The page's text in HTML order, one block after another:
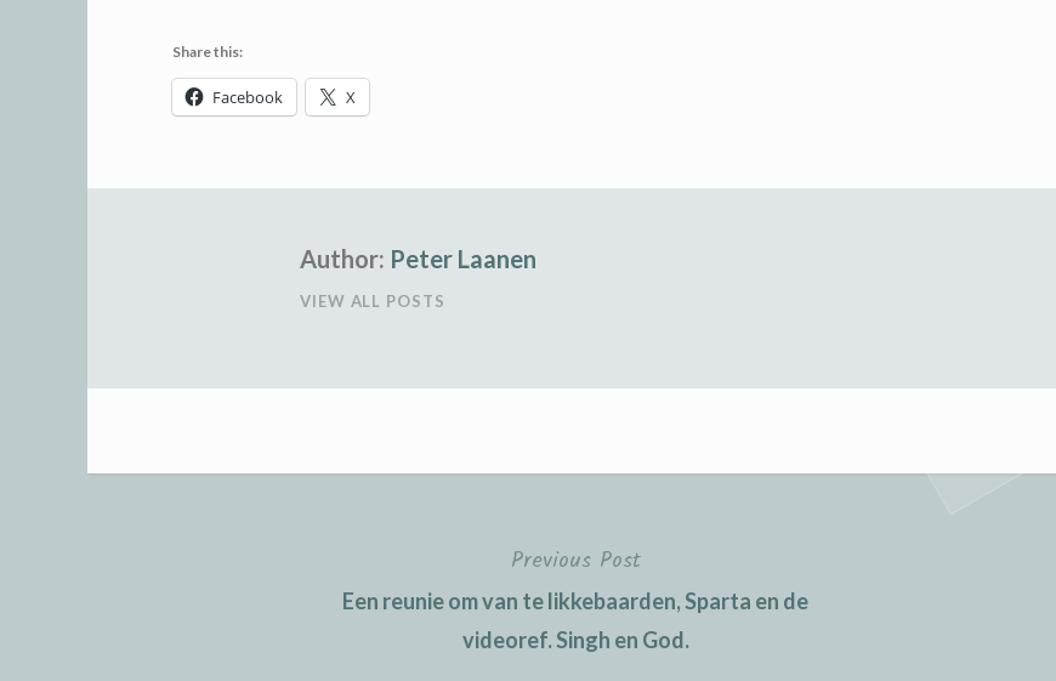
Share this:
Facebook X
Author: Peter Laanen
VIEW ALL POSTS
Previous Post
Een reunie om van te likkebaarden, Sparta en de
videoref. Singh en God.